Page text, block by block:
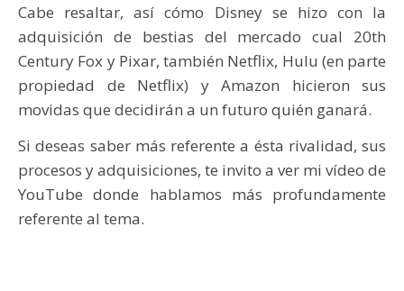
Cabe resaltar, así cómo Disney se hizo con la
adquisición de bestias del mercado cual 20th
Century Fox y Pixar, también Netflix, Hulu (en parte
propiedad de Netflix) y Amazon hicieron sus
movidas que decidirán a un futuro quién ganará.
Si deseas saber más referente a ésta rivalidad, sus
procesos y adquisiciones, te invito a ver mi vídeo de
YouTube donde hablamos más profundamente
referente al tema.